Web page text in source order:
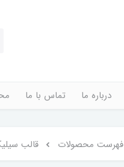
درباره ما تماس با ما
فهرست محصولات قالب